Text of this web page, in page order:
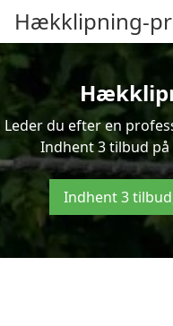
Hækklipning-
Leder du efter en
Indhent 3 tilbud på
Indhent 3